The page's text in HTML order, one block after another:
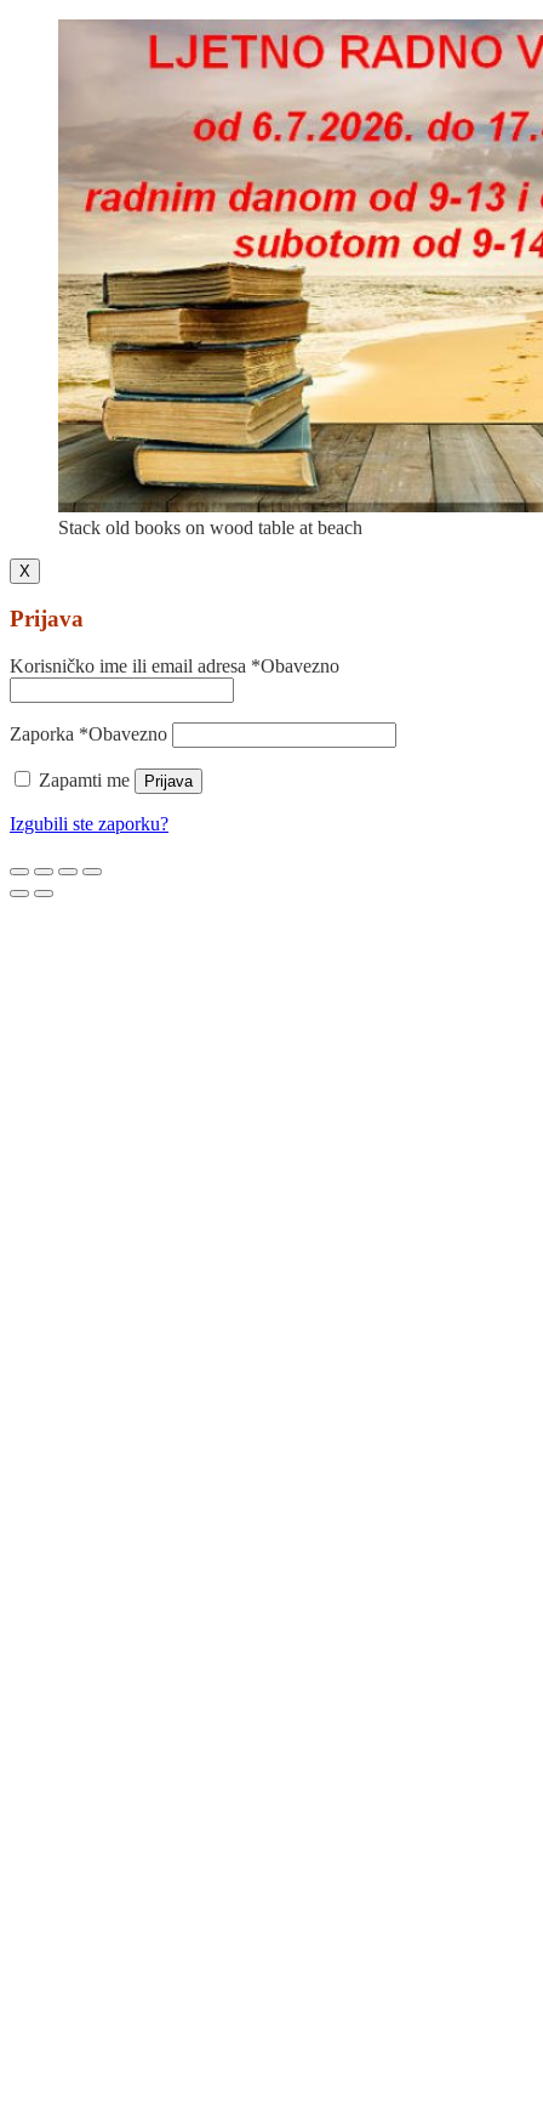
Stack old books on wood table at beach
X
Prijava
Korisničko ime ili email adresa *Obavezno
Zaporka *Obavezno
Zapamti me Prijava
Izgubili ste zaporku?